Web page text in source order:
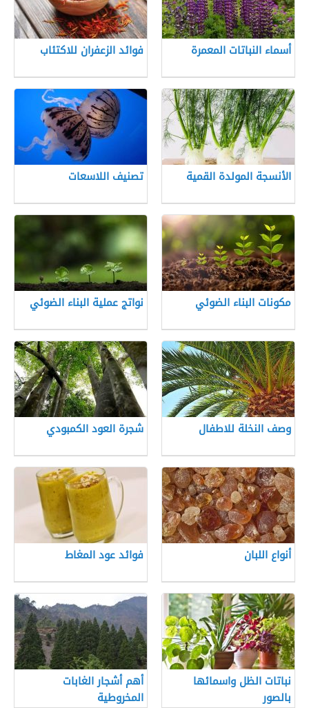
أسماء النباتات المعمرة فوائد الزعفران للاكتئاب
الأنسجة المولدة القمية تصنيف اللاسعات
مكونات البناء الضوئي نواتج عملية البناء الضوئي
وصف النخلة للاطفال شجرة العود الكمبودي
أنواع اللبان فوائد عود المغاط
نباتات الظل واسمائها
بالصور
أهم أشجار الغابات
المخروطية